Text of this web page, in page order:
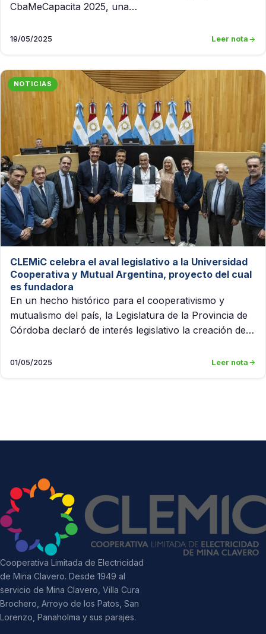
CbaMeCapacita 2025, una…
19/05/2025 Leer nota
NOTICIAS
CLEMiC celebra el aval legislativo a la Universidad
Cooperativa y Mutual Argentina, proyecto del cual
es fundadora
En un hecho histórico para el cooperativismo y
mutualismo del país, la Legislatura de la Provincia de
Córdoba declaró de interés legislativo la creación de…
01/05/2025 Leer nota
Cooperativa Limitada de Electricidad
de Mina Clavero. Desde 1949 al
servicio de Mina Clavero, Villa Cura
Brochero, Arroyo de los Patos, San
Lorenzo, Panaholma y sus parajes.